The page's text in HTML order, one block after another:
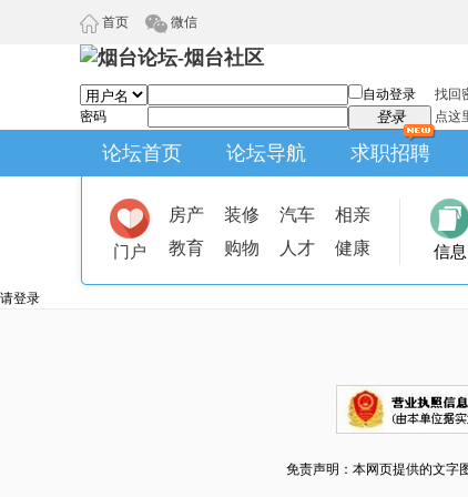
首页 微信
自动登录
找回
密码
登录 点这
论坛首页 论坛导航 求职招聘
门户
房产 装修 汽车
相亲
教育
购物 人才 健康 信息
请登录
免责声明：本网页提供的文字